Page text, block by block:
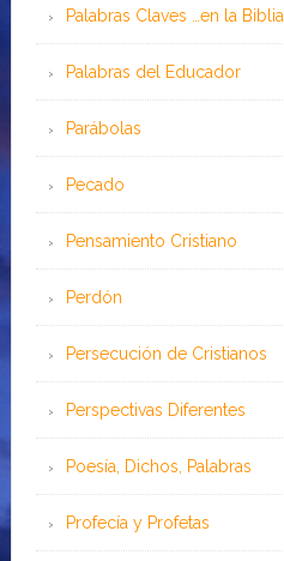
Palabras Claves …en la Biblia
Palabras del Educador
Parábolas
Pecado
Pensamiento Cristiano
Perdón
Persecución de Cristianos
Perspectivas Diferentes
Poesía, Dichos, Palabras
Profecía y Profetas